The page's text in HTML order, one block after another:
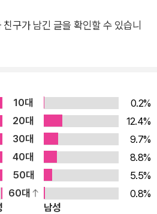
스’라는 세련되고도 선정적인 제목
지도 모른다.”고 말하며, 그러나
워 죽을 수 있도록”(「노래」)이라는
꾸었다고 보는 것은 곤란하다.”고
은 <처형극장> 의 분방한 에너지를
간에 몰두하고 있”기 때문이다. 실
것으로 보인다. 세계와의 ‘깊은 키
로 살아오던 시인이 단숨에 어른으로
구가 남긴 글을 확인할 수 있습니
10대
0.2%
20대
12.4%
30대
9.7%
40대
8.8%
50대
5.5%
60대
0.8%
남성